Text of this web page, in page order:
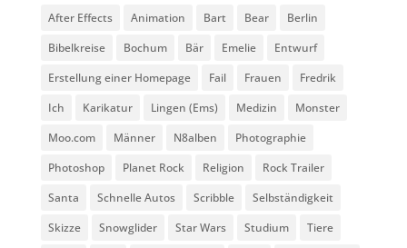
After Effects Animation Bart Bear
Berlin
Bibelkreise
Bochum Bär Emelie
Entwurf
Erstellung einer Homepage
Fail Frauen
Fredrik
Ich
Karikatur Lingen (Ems) Medizin
Monster
Moo.com
Männer N8alben
Photographie
Photoshop
Planet Rock Religion
Rock Trailer
Santa
Schnelle Autos Scribble
Selbständigkeit
Skizze
Snowglider Star Wars Studium
Tiere